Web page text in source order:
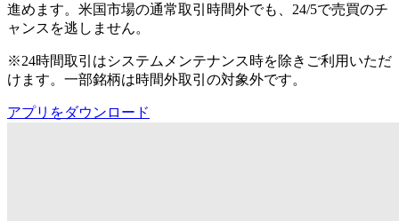
進めます。米国市場の通常取引時間外でも、24/5で売買のチ
ャンスを逃しません。
※24時間取引はシステムメンテナンス時を除きご利用いただ
けます。一部銘柄は時間外取引の対象外です。
アプリをダウンロード